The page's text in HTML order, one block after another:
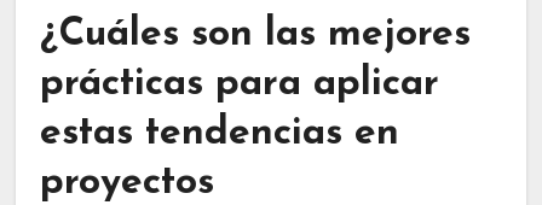
¿Cuáles son las mejores
prácticas para aplicar
estas tendencias en
proyectos